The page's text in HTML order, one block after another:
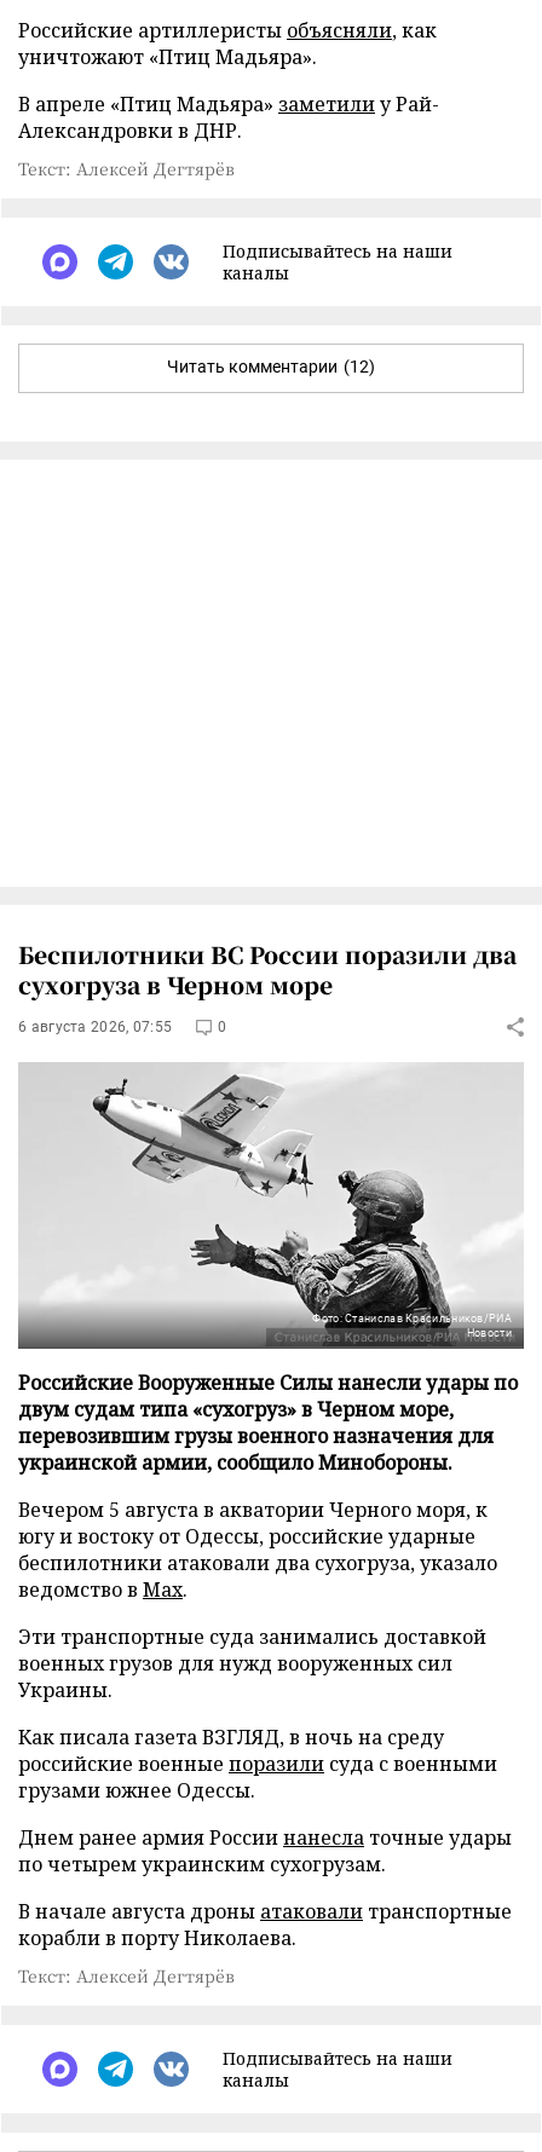
Российские артиллеристы объясняли, как
уничтожают «Птиц Мадьяра».
В апреле «Птиц Мадьяра» заметилиу Рай-
Александровки в ДНР.
Текст: Алексей Дегтярёв
Подписывайтесь на наши
каналы
Читать комментарии (12)
Беспилотники ВС России поразили два
сухогруза в Черном море
6 августа 2026, 07:55 0
Фото: Станислав Красильников/РИА
Новости
Российские Вооруженные Силы нанесли удары по
двум судам типа «сухогруз» в Черном море,
перевозившим грузы военного назначения для
украинской армии, сообщило Минобороны.
Вечером 5 августа в акватории Черного моря, к
югу и востоку от Одессы, российские ударные
беспилотники атаковали два сухогруза, указало
ведомство в Max.
Эти транспортные суда занимались доставкой
военных грузов для нужд вооруженных сил
Украины.
Как писала газета ВЗГЛЯД, в ночь на среду
российские военные поразили суда с военными
грузами южнее Одессы.
Днем ранее армия Россиинанесла точные удары
по четырем украинским сухогрузам.
В начале августа дроны атаковали транспортные
корабли в порту Николаева.
Текст: Алексей Дегтярёв
Подписывайтесь на наши
каналы